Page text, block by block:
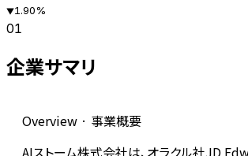
▼1.90%
01
企業サマリ
Overview · 事業概要